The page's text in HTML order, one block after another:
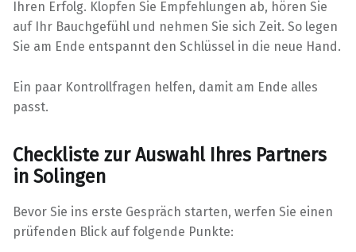
Ihren Erfolg. Klopfen Sie Empfehlungen ab, hören Sie
auf Ihr Bauchgefühl und nehmen Sie sich Zeit. So legen
Sie am Ende entspannt den Schlüssel in die neue Hand.
Ein paar Kontrollfragen helfen, damit am Ende alles
passt.
Checkliste zur Auswahl Ihres Partners
in Solingen
Bevor Sie ins erste Gespräch starten, werfen Sie einen
prüfenden Blick auf folgende Punkte: